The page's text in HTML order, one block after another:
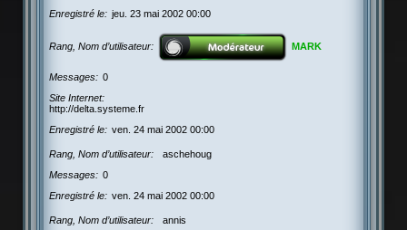
Enregistré le
jeu. 23 mai 2002 00:00
Rang, Nom d’utilisateur MARK
Messages
0
Site Internet
http://delta.systeme.fr
Enregistré le
ven. 24 mai 2002 00:00
Rang, Nom d’utilisateur
aschehoug
Messages
0
Enregistré le
ven. 24 mai 2002 00:00
Rang, Nom d’utilisateur
annis